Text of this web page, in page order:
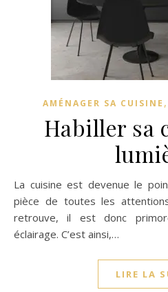
AMÉNAGER SA CUISINE ,
Habiller sa
La cuisine est devenue le point central de la maison, la
pièce de toutes les
retrouve, il est donc
éclairage. C’est ainsi,…
LIRE LA